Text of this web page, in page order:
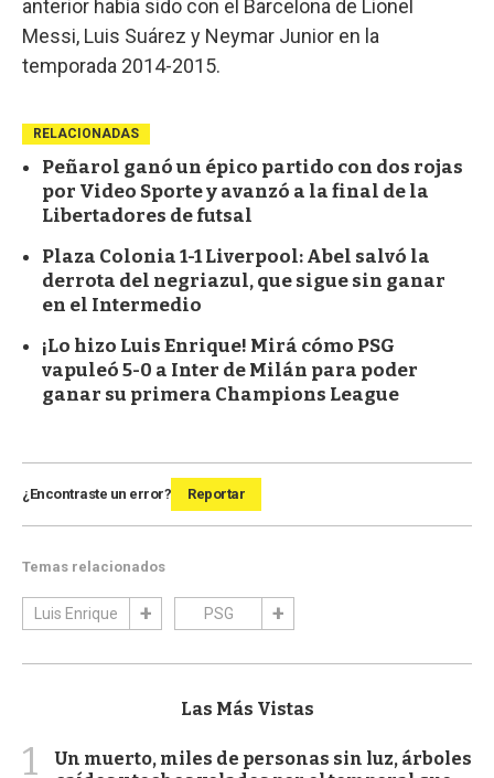
anterior había sido con el Barcelona de Lionel
Messi, Luis Suárez y Neymar Junior en la
temporada 2014-2015.
RELACIONADAS
Peñarol ganó un épico partido con dos rojas
por Video Sporte y avanzó a la final de la
Libertadores de futsal
Plaza Colonia 1-1 Liverpool: Abel salvó la
derrota del negriazul, que sigue sin ganar
en el Intermedio
¡Lo hizo Luis Enrique! Mirá cómo PSG
vapuleó 5-0 a Inter de Milán para poder
ganar su primera Champions League
¿Encontraste un error? Reportar
Temas relacionados
Luis Enrique PSG
Las Más Vistas
1
Un muerto, miles de personas sin luz, árboles